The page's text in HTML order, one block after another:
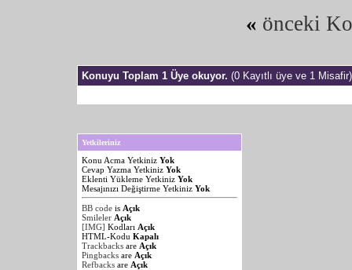
« önceki
Konuyu Toplam 1 Üye okuyor. (0 Kayıtlı üye ve 1 Misafir)
Yetkileriniz
Konu Acma Yetkiniz Yok
Cevap Yazma Yetkiniz Yok
Eklenti Yükleme Yetkiniz Yok
Mesajınızı Değiştirme Yetkiniz Yok
BB code is Açık
Smileler Açık
[IMG] Kodları Açık
HTML-Kodu Kapalı
Trackbacks are Açık
Pingbacks are Açık
Refbacks are Açık